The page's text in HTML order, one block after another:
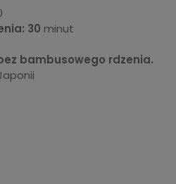
30 minut
bambusowego rdzenia.